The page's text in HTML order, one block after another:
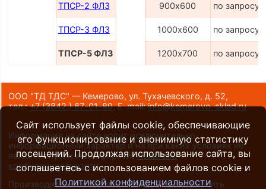
ТПСР-2 ФЛЗ 900х600 по запросу
ТПСР-3 ФЛЗ 1000х600 по запросу
ТПСР-5 ФЛЗ 1200х700 по запросу
ООО "ТД ТДС" — Кемерово, ул. Тухачевского, д. 52,
тел.:+7 (3842 ) 67-01-80,E-mail:info@kemerovo-sklad.ru
Информация на сайте носит исключительно
информационный характер и ни при каких условиях не
является публичной офертой.Политика
конфиденциальности.
Производители оставляют за собой право вносить
Сайт использует файлы cookie, обеспечивающие
его функционирование и анонимную статистику
посещений. Продолжая использование сайта, вы
соглашаетесь с использованием файлов cookie и
Политикой конфиденциальности